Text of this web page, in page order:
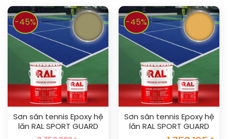
-45%
Sơn sân tennis Epoxy hệ
lăn RAL SPORT GUARD
1020
-45%
Sơn sân tennis Epoxy hệ
lăn RAL SPORT GUARD
1017